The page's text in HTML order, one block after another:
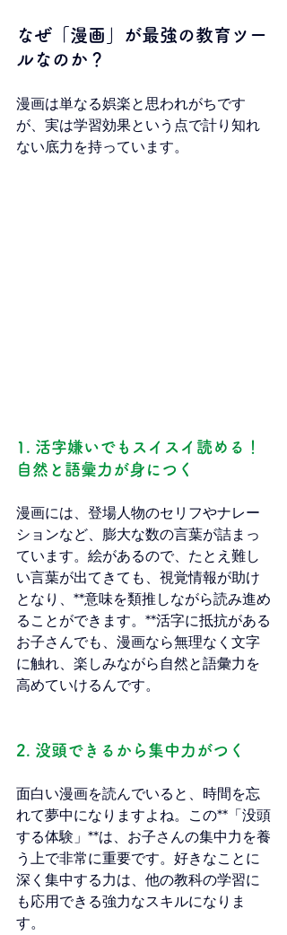
なぜ「漫画」が最強の教育ツー
ルなのか？
漫画は単なる娯楽と思われがちです
が、実は学習効果という点で計り知れ
ない底力を持っています。
1. 活字嫌いでもスイスイ読める！
自然と語彙力が身につく
漫画には、登場人物のセリフやナレー
ションなど、膨大な数の言葉が詰まっ
ています。絵があるので、たとえ難し
い言葉が出てきても、視覚情報が助け
となり、**意味を類推しながら読み進め
ることができます。**活字に抵抗がある
お子さんでも、漫画なら無理なく文字
に触れ、楽しみながら自然と語彙力を
高めていけるんです。
2. 没頭できるから集中力がつく
面白い漫画を読んでいると、時間を忘
れて夢中になりますよね。この**「没頭
する体験」**は、お子さんの集中力を養
う上で非常に重要です。好きなことに
深く集中する力は、他の教科の学習に
も応用できる強力なスキルになりま
す。